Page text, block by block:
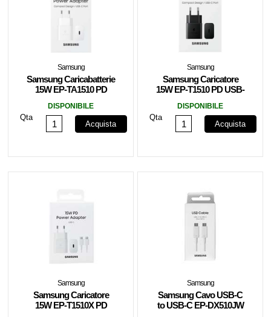
Samsung
Samsung Caricabatterie
15W EP-TA1510 PD
DISPONIBILE
Qta
Acquista
Samsung
Samsung Caricatore
15W EP-T1510 PD USB-
DISPONIBILE
Qta
Acquista
Samsung
Samsung Caricatore
15W EP-T1510X PD
Samsung
Samsung Cavo USB-C
to USB-C EP-DX510JW